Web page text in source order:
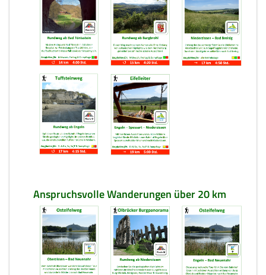
Anspruchsvolle Wanderungen über 20 km